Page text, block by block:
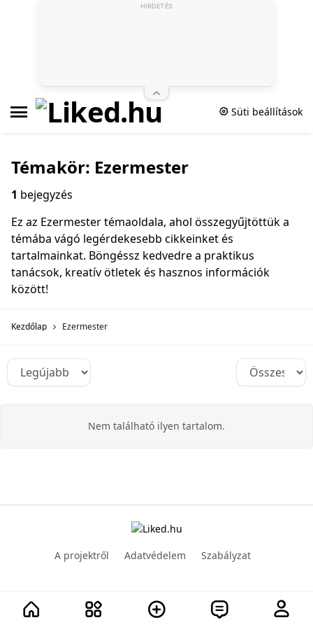
Süti beállítások
Témakör: Ezermester
1 bejegyzés
Ez az Ezermester témaoldala, ahol összegyűjtöttük a
témába vágó legérdekesebb cikkeinket és
tartalmainkat. Böngéssz kedvedre a praktikus
tanácsok, kreatív ötletek és hasznos információk
között!
Kezdőlap Ezermester
Nem található ilyen tartalom.
A projektről Adatvédelem Szabályzat
HIRDETÉS